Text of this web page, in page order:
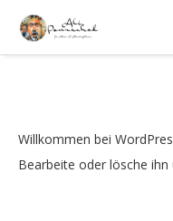
Willkommen bei
Bearbeite oder lösche